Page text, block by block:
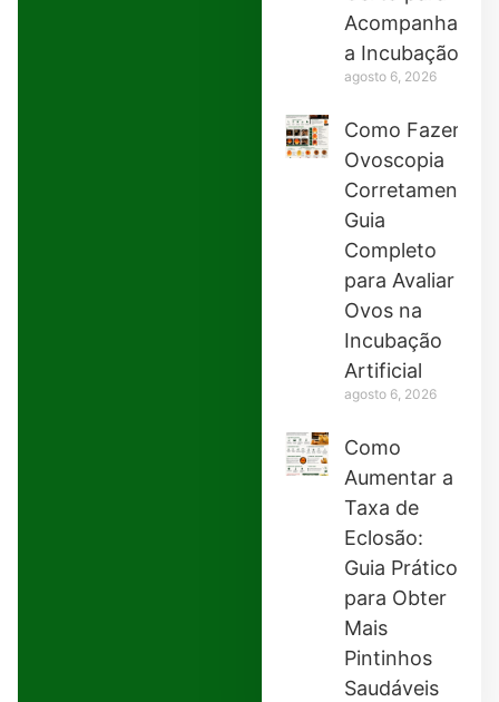
Acompanhar
a Incubação
agosto 6, 2026
Como Fazer
Ovoscopia
Corretamente:
Guia
Completo
para Avaliar
Ovos na
Incubação
Artificial
agosto 6, 2026
Como
Aumentar a
Taxa de
Eclosão:
Guia Prático
para Obter
Mais
Pintinhos
Saudáveis